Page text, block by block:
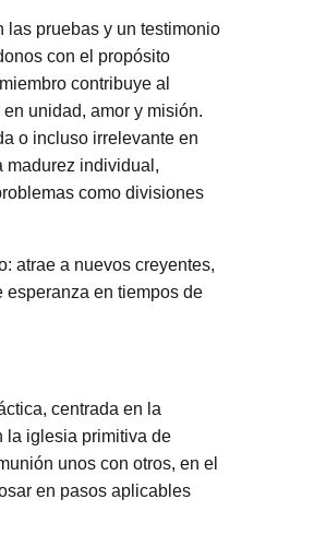
las pruebas y un testimonio
con el propósito
contribuye al
unidad, amor y misión.
o incluso irrelevante en
madurez individual,
como divisiones
atrae a nuevos creyentes,
esperanza en tiempos de
centrada en la
la iglesia primitiva de
unos con otros, en el
en pasos aplicables